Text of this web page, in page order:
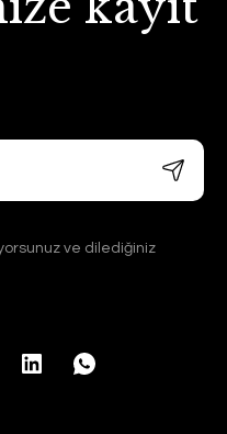
ve dilediğiniz